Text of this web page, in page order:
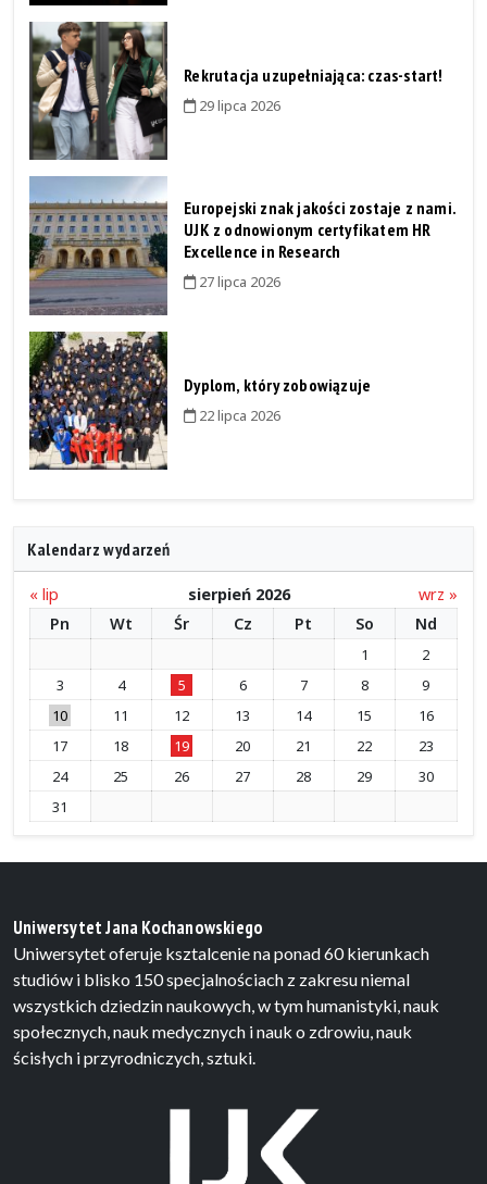
Rekrutacja uzupełniająca: czas-start!
29 lipca 2026
Europejski znak jakości zostaje z nami.
UJK z odnowionym certyfikatem HR
Excellence in Research
27 lipca 2026
Dyplom, który zobowiązuje
22 lipca 2026
Kalendarz wydarzeń
« lip sierpień 2026
wrz »
Pn
Wt Śr Cz Pt So Nd
1
2
3
4 5 6 7 8
9
10
11 12 13 14 15
16
17
18 19 20 21 22
23
24
25 26 27 28 29
30
31
Uniwersytet Jana Kochanowskiego
Uniwersytet oferuje ksztalcenie na ponad 60 kierunkach
studiów i blisko 150 specjalnościach z zakresu niemal
wszystkich dziedzin naukowych, w tym humanistyki, nauk
społecznych, nauk medycznych i nauk o zdrowiu, nauk
ścisłych i przyrodniczych, sztuki.